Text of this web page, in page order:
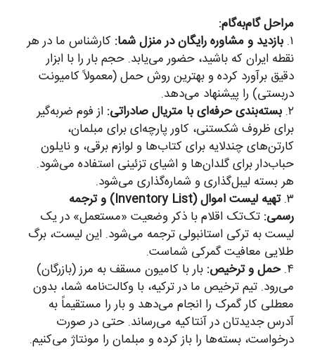
مراحل گام‌به‌گام:
۱. بازدید و مشاوره رایگان در منزل شما: کارشناس ما در هر
نقطه ایران که باشید، حضور می‌یابد. حجم بار را با ابزار
دقیق برآورد کرده و بهترین روش حمل (معمولاً کامیونت
دربستی) را پیشنهاد می‌دهد.
۲. بسته‌بندی حرفه‌ای با متریال صادراتی: از فوم ضربه‌گیر
برای ظروف شکستنی، کاور پارچه‌ای برای مبلمان،
کارتن‌های چندلایه برای کتاب‌ها و لوازم برقی، و نایلون
حباب‌دار برای گلدان‌ها و اشیای تزئینی استفاده می‌شود.
هر بسته لیبل‌گذاری و شماره‌گذاری می‌شود.
۳.
تهیه لیست اموال (Inventory List) و ترجمه
رسمی: تک‌تک اقلام با ذکر وضعیت «مستعمل» در یک
لیست به ترکی استانبولی ترجمه می‌شود. این لیست، برگ
طلایی معافیت گمرکی شماست.
۴. حمل و ترخیص: بار با کامیون مسقف به مرز (بازرگان)
می‌رود. تیم ترخیص ما در ترکیه، با وکالت‌نامه شما، بدون
معطلی کار گمرک را انجام می‌دهد و بار را مستقیماً به
آدرس جدیدتان در آنتاکیه می‌رساند. حتی در صورت
درخواست، بسته‌ها را باز کرده و مبلمان را مونتاژ می‌کنیم.